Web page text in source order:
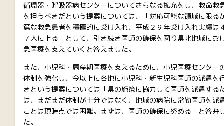
循環器・呼吸器病センターについてさらなる拡充をし、救命救
を担うべきだという提案については、「対応可能な領域に限る
篤な救急患者を積極的に受け入れ、平成２９年受け入れ実績は
７人に上る」として、引き続き医師の確保を図り県北地域にお
急医療を支えていくと答えました。
また、小児科・周産期医療を支えるために、小児医療センター
体制を強化し、今以上に各地に小児科・新生児科医師の派遣を
きという提案については「県の施策に協力して医師を派遣する
は、まだまだ体制が十分ではなく、地域の病院に常勤医師を派
ことは現時点では困難。まずは、医師の確保に努める」と答弁
た。